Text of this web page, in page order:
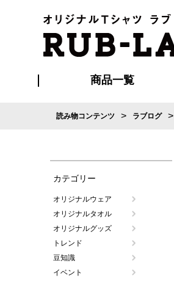
商品一覧
読み物コンテンツ > ラブログ >
カテゴリー
オリジナルウェア
オリジナルタオル
オリジナルグッズ
トレンド
豆知識
イベント